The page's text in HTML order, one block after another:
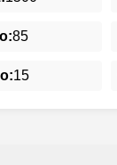
85
15